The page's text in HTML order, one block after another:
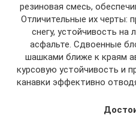
резиновая смесь,
Отличительные их черты:
снегу, устойчивость на
асфальте. Сдвоенные
шашками ближе к краям
курсовую устойчивость и
канавки эффективно